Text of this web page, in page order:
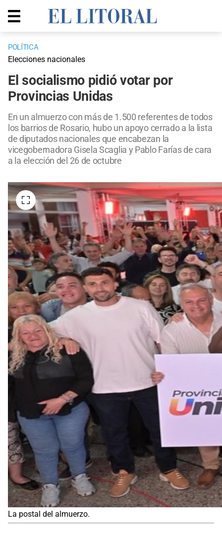
POLÍTICA
Elecciones nacionales
El socialismo pidió votar por
Provincias Unidas
En un almuerzo con más de 1.500 referentes de todos
los barrios de Rosario, hubo un apoyo cerrado a la lista
de diputados nacionales que encabezan la
vicegobernadora Gisela Scaglia y Pablo Farías de cara
a la elección del 26 de octubre
La postal del almuerzo.